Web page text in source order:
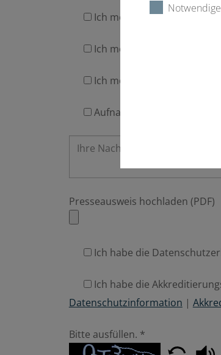
Ich möchte an der
Ich möchte an der
Ich möchte vor dem
Aufnahme Verteiler
Presseausweis hochladen (PDF)
Ich habe die
Ich habe die
Datenschutzinformation |
Bitte ausfüllen. *